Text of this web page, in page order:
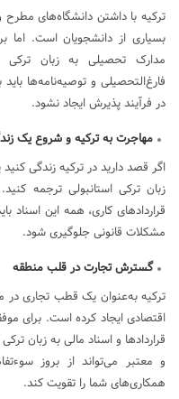
ترکیه با داشتن دانشگاه‌های
بسیاری از دانشجویان است. اما
مدارک تحصیلی به زبان ترکی
فارغ‌التحصیلی و توصیه‌نامه‌ها
در فرآیند پذیرش ایجاد نشود.
مهاجرت به ترکیه و شروع یک
اگر قصد دارید در ترکیه زندگی کنید
زبان ترکی استانبولی ترجمه
قراردادهای کاری، همه این اسناد
مشکلات قانونی جلوگیری شود.
گسترش تجارت در قلب منطقه
ترکیه به‌عنوان یک قطب تجاری
اقتصادی ایجاد کرده است. برای
قراردادها و اسناد مالی به زبان
و معتبر می‌تواند از بروز
همکاری‌های شما را تقویت کند.